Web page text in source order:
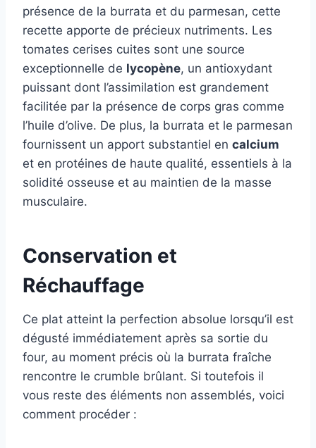
présence de la burrata et du parmesan, cette
recette apporte de précieux nutriments. Les
tomates cerises cuites sont une source
exceptionnelle de lycopène, un antioxydant
puissant dont l’assimilation est grandement
facilitée par la présence de corps gras comme
l’huile d’olive. De plus, la burrata et le parmesan
fournissent un apport substantiel en calcium
et en protéines de haute qualité, essentiels à la
solidité osseuse et au maintien de la masse
musculaire.
Conservation et
Réchauffage
Ce plat atteint la perfection absolue lorsqu’il est
dégusté immédiatement après sa sortie du
four, au moment précis où la burrata fraîche
rencontre le crumble brûlant. Si toutefois il
vous reste des éléments non assemblés, voici
comment procéder :